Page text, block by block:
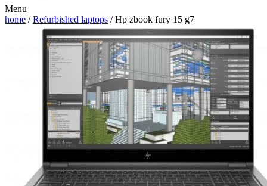
Menu
home /Refurbished laptops / Hp zbook fury 15 g7